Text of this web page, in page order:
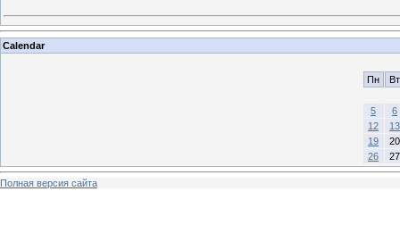
Calendar
Пн Вт
5
6
12
13
19
20
26
27
Полная версия сайта